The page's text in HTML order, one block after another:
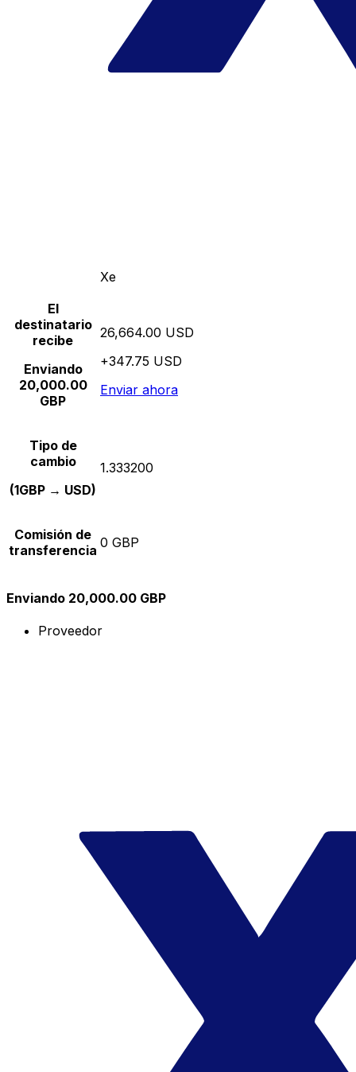
Xe
El
destinatario
recibe
Enviando
20,000.00
GBP
26,664.00 USD
+347.75 USD
Enviar ahora
Tipo de
cambio
(1GBP → USD)
1.333200
Comisión de
transferencia 0 GBP
Enviando 20,000.00 GBP
Proveedor